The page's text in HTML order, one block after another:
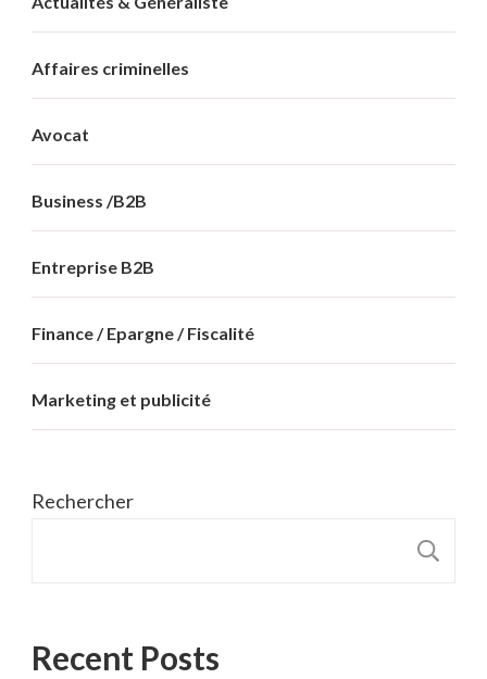
Affaires criminelles
Avocat
Business /B2B
Entreprise B2B
Finance / Epargne / Fiscalité
Marketing et publicité
Rechercher
Recent Posts